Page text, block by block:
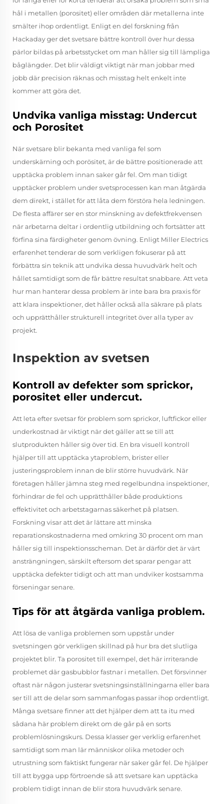
hål i metallen (porositet) eller områden där metallerna inte
smälter ihop ordentligt. Enligt en del forskning från
Hackaday ger det svetsare bättre kontroll över hur dessa
pärlor bildas på arbetsstycket om man håller sig till lämpliga
båglängder. Det blir väldigt viktigt när man jobbar med
jobb där precision räknas och misstag helt enkelt inte
kommer att göra det.
Undvika vanliga misstag: Undercut
och Porositet
När svetsare blir bekanta med vanliga fel som
underskärning och porösitet, är de bättre positionerade att
upptäcka problem innan saker går fel. Om man tidigt
upptäcker problem under svetsprocessen kan man åtgärda
dem direkt, i stället för att låta dem förstöra hela ledningen.
De flesta affärer ser en stor minskning av defektfrekvensen
när arbetarna deltar i ordentlig utbildning och fortsätter att
förfina sina färdigheter genom övning. Enligt Miller Electrics
erfarenhet tenderar de som verkligen fokuserar på att
förbättra sin teknik att undvika dessa huvudvärk helt och
hållet samtidigt som de får bättre resultat snabbare. Att veta
hur man hanterar dessa problem är inte bara bra praxis för
att klara inspektioner, det håller också alla säkrare på plats
och upprätthåller strukturell integritet över alla typer av
projekt.
Inspektion av svetsen
Kontroll av defekter som sprickor,
porositet eller undercut.
Att leta efter svetsar för problem som sprickor, luftfickor eller
underkostnad är viktigt när det gäller att se till att
slutprodukten håller sig över tid. En bra visuell kontroll
hjälper till att upptäcka ytaproblem, brister eller
justeringsproblem innan de blir större huvudvärk. När
företagen håller jämna steg med regelbundna inspektioner,
förhindrar de fel och upprätthåller både produktions
effektivitet och arbetstagarnas säkerhet på platsen.
Forskning visar att det är lättare att minska
reparationskostnaderna med omkring 30 procent om man
håller sig till inspektionsscheman. Det är därför det är värt
ansträngningen, särskilt eftersom det sparar pengar att
upptäcka defekter tidigt och att man undviker kostsamma
förseningar senare.
Tips för att åtgärda vanliga problem.
Att lösa de vanliga problemen som uppstår under
svetsningen gör verkligen skillnad på hur bra det slutliga
projektet blir. Ta porositet till exempel, det här irriterande
problemet där gasbubblor fastnar i metallen. Det försvinner
oftast när någon justerar svetsningsinställningarna eller bara
ser till att de delar som sammanfogas passar ihop ordentligt.
Många svetsare finner att det hjälper dem att ta itu med
sådana här problem direkt om de går på en sorts
problemlösningskurs. Dessa klasser ger verklig erfarenhet
samtidigt som man lär människor olika metoder och
utrustning som faktiskt fungerar när saker går fel. De hjälper
till att bygga upp förtroende så att svetsare kan upptäcka
problem tidigt innan de blir stora huvudvärk senare.